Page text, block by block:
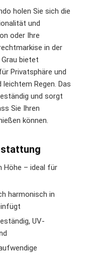
holen Sie sich die
und
oder Ihre
in der
bietet
Privatsphäre und
Regen. Das
und sorgt
Sie Ihren
können.
Höhe – ideal für
harmonisch in
UV-